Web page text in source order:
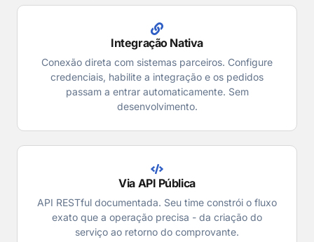
Integração Nativa
Conexão direta com sistemas parceiros. Configure
credenciais, habilite a integração e os pedidos
passam a entrar automaticamente. Sem
desenvolvimento.
Via API Pública
API RESTful documentada. Seu time constrói o fluxo
exato que a operação precisa - da criação do
serviço ao retorno do comprovante.